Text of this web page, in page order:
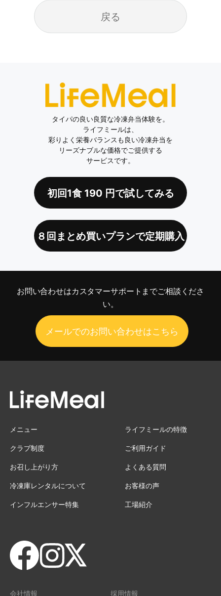
戻る
タイパの良い良質な冷凍弁当体験を。
ライフミールは、
彩りよく栄養バランスも良い冷凍弁当を
リーズナブルな価格でご提供する
サービスです。
初回1食190 円で試してみる
８回まとめ買いプランで定期購入
お問い合わせはカスタマーサポートまでご相談くださ
い。
メールでのお問い合わせはこちら
メニュー ライフミールの特徴
クラブ制度 ご利用ガイド
お召し上がり方 よくある質問
冷凍庫レンタルについて お客様の声
インフルエンサー特集 工場紹介
会社情報 採用情報